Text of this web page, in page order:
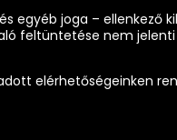
egyéb joga – ellenkező
feltüntetése nem
elérhetőségeinken